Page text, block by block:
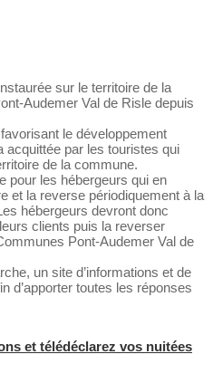
sur le territoire de la
Audemer Val de Risle depuis
le développement
acquittée par les touristes qui
de la commune.
pour les hébergeurs qui en
et la reverse périodiquement à la
hébergeurs devront donc
clients puis la reverser
Pont-Audemer Val de
un site d’informations et de
d’apporter toutes les réponses
et télédéclarez vos nuitées